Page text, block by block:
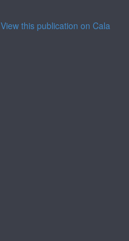
View this publication on Calaméo